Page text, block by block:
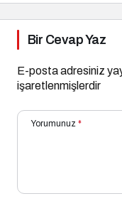
Bir Cevap Yaz
E-posta adresiniz
işaretlenmişlerdir
Yorumunuz *